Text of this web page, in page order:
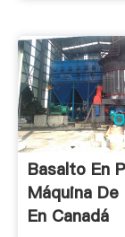
Basalto En
Máquina
En Canadá